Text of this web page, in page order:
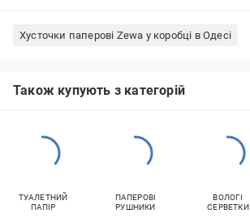
Хусточки паперові Zewa у коробці в Одесі
Також купують з категорій
ТУАЛЕТНИЙ
ПАПІР
ПАПЕРОВІ
РУШНИКИ
ВОЛОГІ
СЕРВЕТКИ